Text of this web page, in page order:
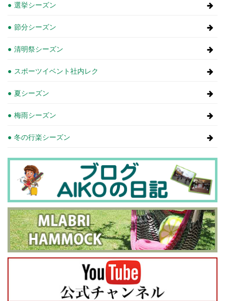
選挙シーズン
節分シーズン
清明祭シーズン
スポーツイベント社内レク
夏シーズン
梅雨シーズン
冬の行楽シーズン